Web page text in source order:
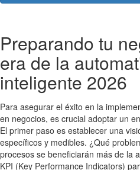
Preparando tu
era de la
inteligente 2026
Para asegurar el éxito en la
en negocios, es crucial adoptar un
El primer paso es establecer una
específicos y medibles. ¿Qué
procesos se beneficiarán más de la
KPI (Key Performance Indicators)